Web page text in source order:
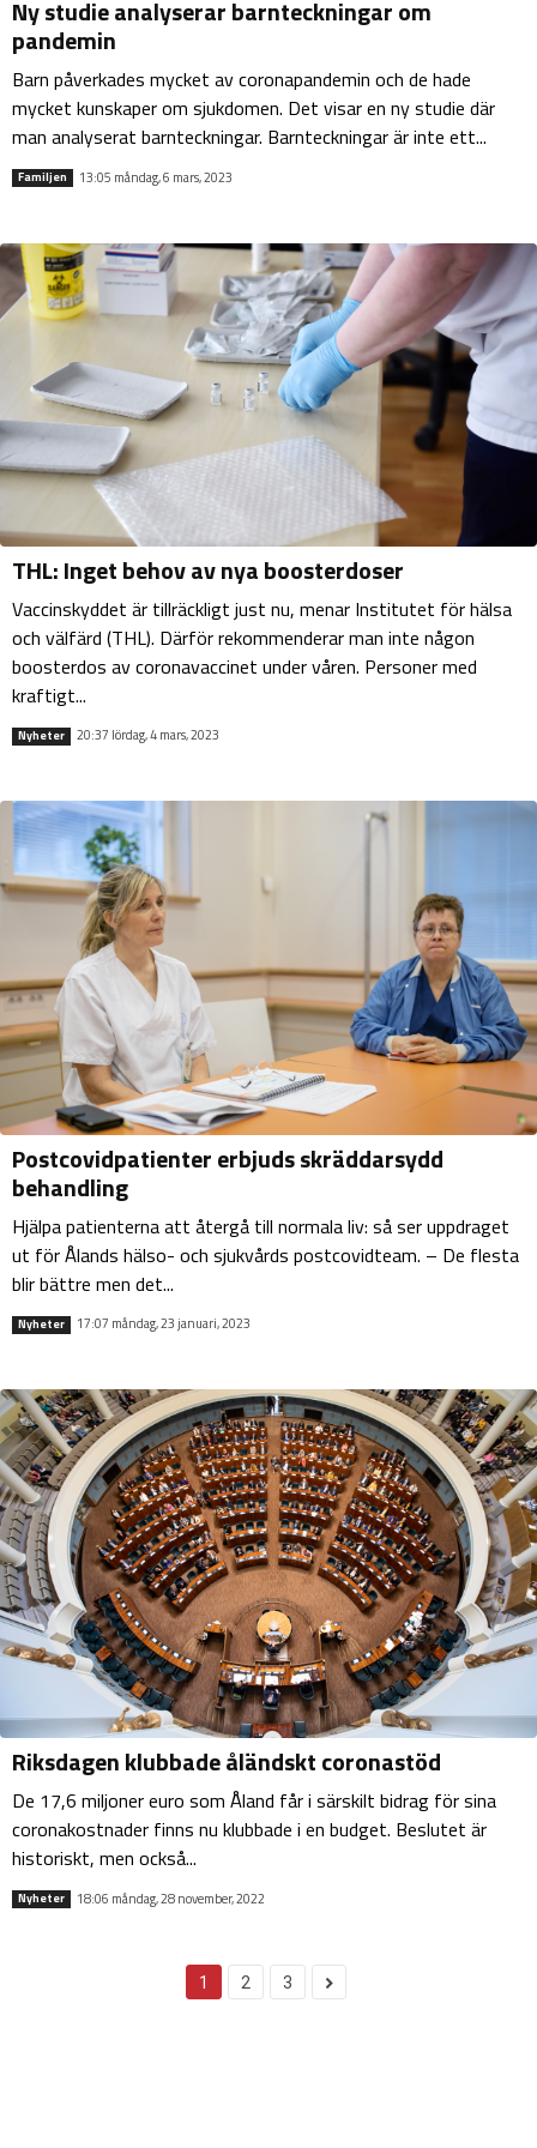
Ny studie analyserar barnteckningar om
pandemin
Barn påverkades mycket av coronapandemin och de hade
mycket kunskaper om sjukdomen. Det visar en ny studie där
man analyserat barnteckningar. Barnteckningar är inte ett...
Familjen 13:05 måndag, 6 mars, 2023
THL: Inget behov av nya boosterdoser
Vaccinskyddet är tillräckligt just nu, menar Institutet för hälsa
och välfärd (THL). Därför rekommenderar man inte någon
boosterdos av coronavaccinet under våren. Personer med
kraftigt...
Nyheter 20:37 lördag, 4 mars, 2023
Postcovidpatienter erbjuds skräddarsydd
behandling
Hjälpa patienterna att återgå till normala liv: så ser uppdraget
ut för Ålands hälso- och sjukvårds postcovidteam. – De flesta
blir bättre men det...
Nyheter 17:07 måndag, 23 januari, 2023
Riksdagen klubbade åländskt coronastöd
De 17,6 miljoner euro som Åland får i särskilt bidrag för sina
coronakostnader finns nu klubbade i en budget. Beslutet är
historiskt, men också...
Nyheter 18:06 måndag, 28 november, 2022
1 2 3